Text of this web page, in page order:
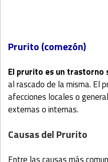
Prurito (comezón)
El prurito es un trastorno
al rascado de la misma. El
afecciones locales o
externas o internas.
Causas del Prurito